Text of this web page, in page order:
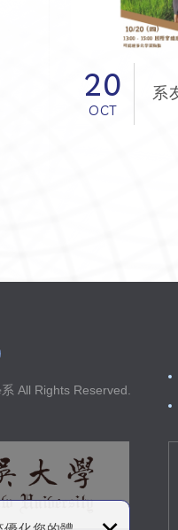
20
OCT
All Rights Reserved.